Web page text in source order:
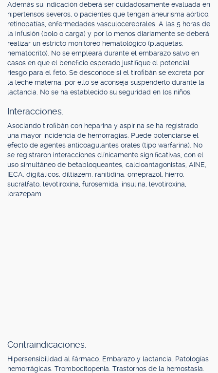
Además su indicación deberá ser cuidadosamente evaluada en
hipertensos severos, o pacientes que tengan aneurisma aórtico,
retinopatías, enfermedades vasculocerebrales. A las 5 horas de
la infusión (bolo o carga) y por lo menos diariamente se deberá
realizar un estricto monitoreo hematológico (plaquetas,
hematócrito). No se empleará durante el embarazo salvo en
casos en que el beneficio esperado justifique el potencial
riesgo para el feto. Se desconoce si el tirofibán se excreta por
la leche materna, por ello se aconseja suspenderlo durante la
lactancia. No se ha establecido su seguridad en los niños.
Interacciones.
Asociando tirofibán con heparina y aspirina se ha registrado
una mayor incidencia de hemorragias. Puede potenciarse el
efecto de agentes anticoagulantes orales (tipo warfarina). No
se registraron interacciones clínicamente significativas, con el
uso simultáneo de betabloqueantes, calcioantagonistas, AINE,
IECA, digitálicos, diltiazem, ranitidina, omeprazol, hierro,
sucralfato, levotiroxina, furosemida, insulina, levotiroxina,
lorazepam.
Contraindicaciones.
Hipersensibilidad al fármaco. Embarazo y lactancia. Patologías
hemorrágicas. Trombocitopenia. Trastornos de la hemostasia.